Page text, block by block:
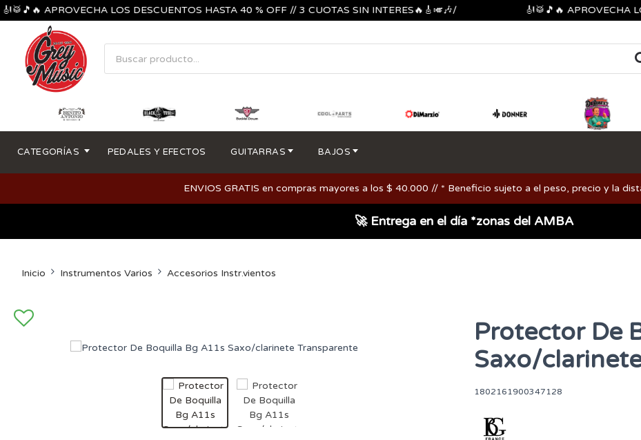
APROVECHA LOS DESCUENTOS HASTA 40 % OFF // 3 CUOTAS SIN INTERES🔥🎸🎺🎶/ 🎻🥁🎵🔥 APROVECHA LOS
CATEGORÍAS PEDALES Y EFECTOS GUITARRAS BAJOS
ENVIOS GRATIS en compras mayores a los $ 40.000 // * Beneficio sujeto a el peso, precio y la
🚀 Entrega en el día *zonas del AMBA
Inicio Instrumentos Varios Accesorios Instr.vientos
Protector De
Saxo/
1802161900347128